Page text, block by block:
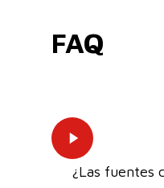
FAQ
Play
Video
¿Las fuentes